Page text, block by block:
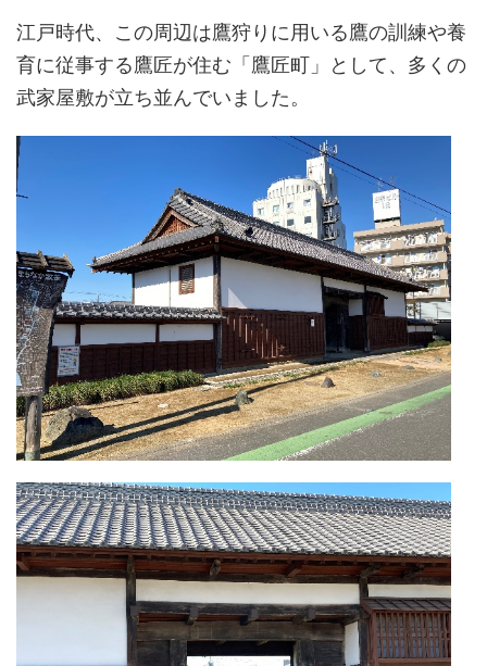
江戸時代、この周辺は鷹狩りに用いる鷹の訓練や養
育に従事する鷹匠が住む「鷹匠町」として、多くの
武家屋敷が立ち並んでいました。